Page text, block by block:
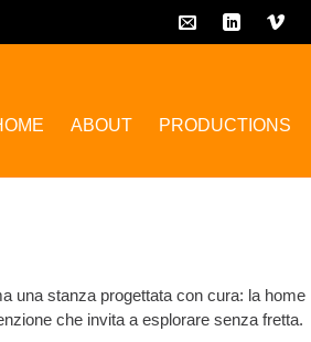
ABOUT PRODUCTIONS
una stanza progettata con cura: la home
che invita a esplorare senza fretta.